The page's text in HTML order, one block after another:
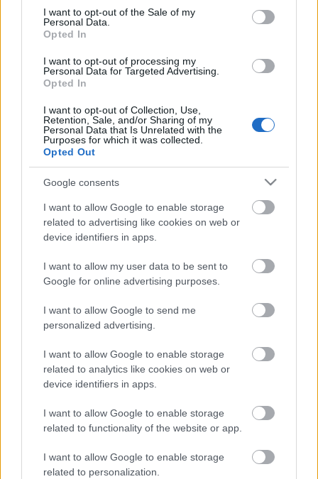
consent section.
I want to opt-out of the Sale of my
Personal Data.
Opted In
I want to opt-out of processing my
Personal Data for Targeted Advertising.
Opted In
I want to opt-out of Collection, Use,
Retention, Sale, and/or Sharing of my
Personal Data that Is Unrelated with the
Purposes for which it was collected.
Opted Out
Google consents
I want to allow Google to enable storage
related to advertising like cookies on web or
device identifiers in apps.
I want to allow my user data to be sent to
Google for online advertising purposes.
I want to allow Google to send me
personalized advertising.
I want to allow Google to enable storage
related to analytics like cookies on web or
device identifiers in apps.
I want to allow Google to enable storage
related to functionality of the website or app.
I want to allow Google to enable storage
related to personalization.
Dubuffet (1901—1985) francia származású
képzőművész volt, aki művészeti tevékenységének
egyik fő céljaként határozta meg tanulmányozni,
összegyűjteni és megőrizni a pszichiátriai betegek, a
perifériára szorultak és naivok vizuális alkotásait.
Elsőként 1949-ben, Párizsban rendezett kiállítást a
különböző pszichiátriai intézetekben összegyűjtött
művekből. A kiállítás katalógusában jelenik meg
először az „art brut” kifejezés, aminek szó szerinti
jelentése, nyers, brutális, csiszolatlan művészet
Ajánlott bejegyzések:
Outsider Art-ról dióhéjban
Art brut alkotók - Adolf Wölfli
24 hour art marathon